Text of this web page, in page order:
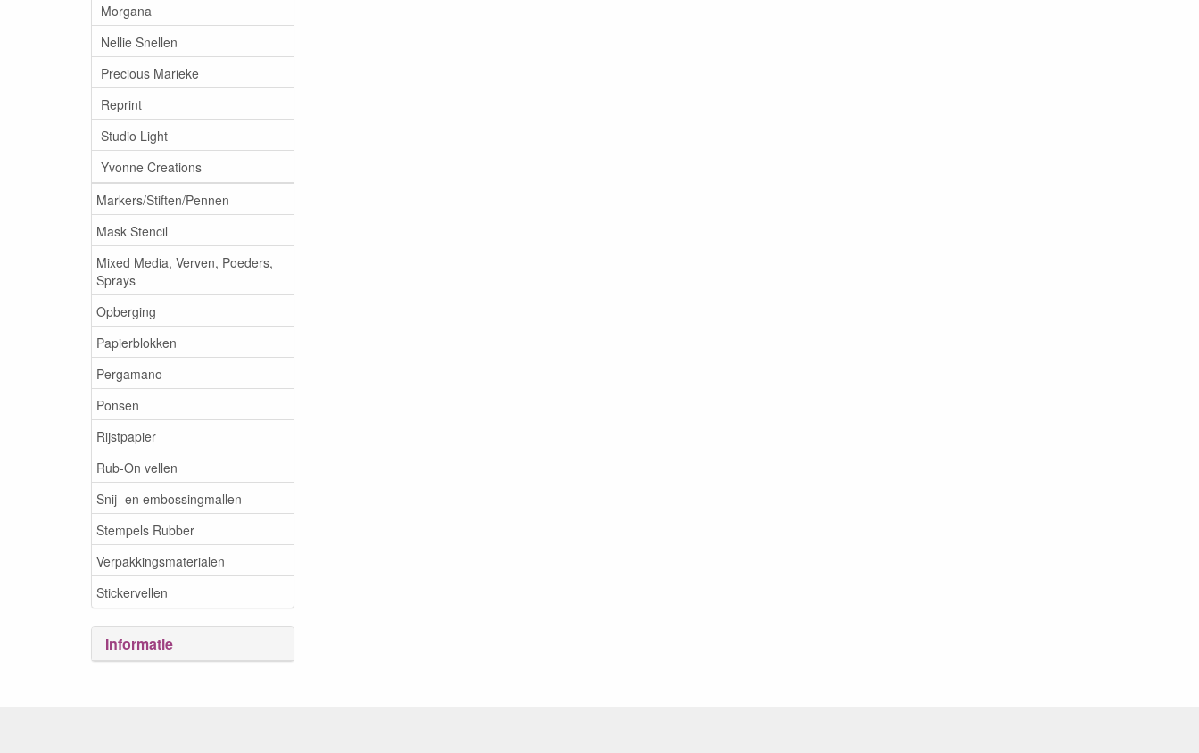
Morgana
Nellie Snellen
Precious Marieke
Reprint
Studio Light
Yvonne Creations
Markers/Stiften/Pennen
Mask Stencil
Mixed Media, Verven, Poeders,
Sprays
Opberging
Papierblokken
Pergamano
Ponsen
Rijstpapier
Rub-On vellen
Snij- en embossingmallen
Stempels Rubber
Verpakkingsmaterialen
Stickervellen
Informatie